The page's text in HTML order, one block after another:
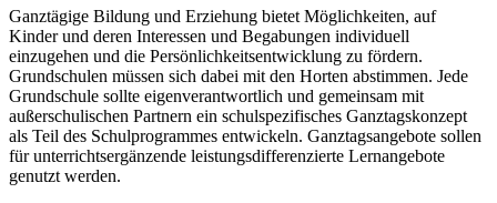
Ganztägige Bildung und Erziehung bietet Möglichkeiten, auf
Kinder und deren Interessen und Begabungen individuell
einzugehen und die Persönlichkeitsentwicklung zu fördern.
Grundschulen müssen sich dabei mit den Horten abstimmen. Jede
Grundschule sollte eigenverantwortlich und gemeinsam mit
außerschulischen Partnern ein schulspezifisches Ganztagskonzept
als Teil des Schulprogrammes entwickeln. Ganztagsangebote sollen
für unterrichtsergänzende leistungsdifferenzierte Lernangebote
genutzt werden.